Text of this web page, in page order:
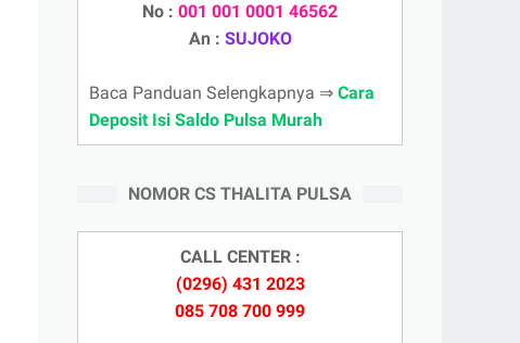
No : 001 001 0001 46562
An : SUJOKO
Baca Panduan Selengkapnya ⇒ Cara
Deposit Isi Saldo Pulsa Murah
NOMOR CS THALITA PULSA
CALL CENTER :
(0296) 431 2023
085 708 700 999